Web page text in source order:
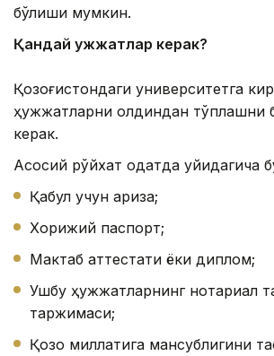
бўлиши мумкин.
Қандай ҳужжатлар керак?
Қозоғистондаги университетга
ҳужжатларни олдиндан тўплашни
керак.
Асосий рўйхат одатда қуйидагича
Қабул учун ариза;
Хорижий паспорт;
Мактаб аттестати ёки диплом;
Ушбу ҳужжатларнинг нотариал
таржимаси;
Қозоқ миллатига мансублигини